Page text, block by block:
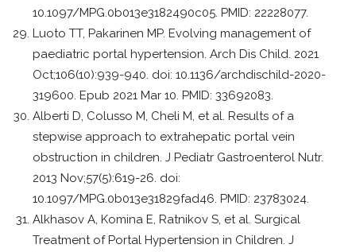
10.1097/MPG.0b013e3182490c05. PMID: 22228077.
Luoto TT, Pakarinen MP. Evolving management of
paediatric portal hypertension. Arch Dis Child. 2021
Oct;106(10):939-940. doi: 10.1136/archdischild-2020-
319600. Epub 2021 Mar 10. PMID: 33692083.
Alberti D, Colusso M, Cheli M, et al. Results of a
stepwise approach to extrahepatic portal vein
obstruction in children. J Pediatr Gastroenterol Nutr.
2013 Nov;57(5):619-26. doi:
10.1097/MPG.0b013e31829fad46. PMID: 23783024.
Alkhasov A, Komina E, Ratnikov S, et al. Surgical
Treatment of Portal Hypertension in Children. J